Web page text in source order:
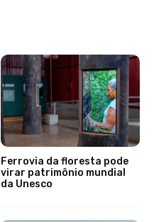
Ferrovia da floresta pode
virar patrimônio mundial
da Unesco